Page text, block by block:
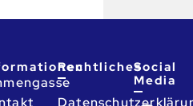
RechtlichesSocial
Media